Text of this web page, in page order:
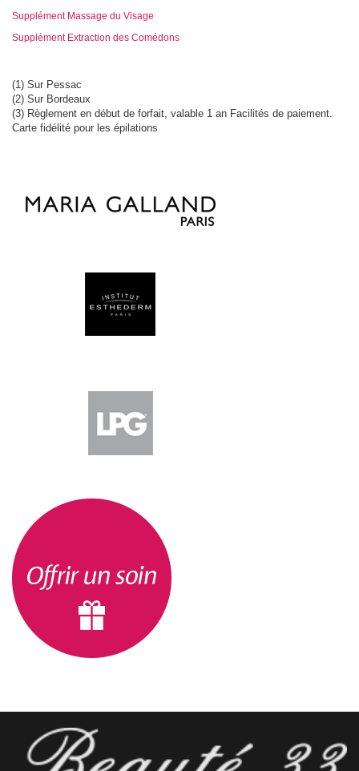
Supplément Massage du Visage
Supplément Extraction des Comédons
(1) Sur Pessac
(2) Sur Bordeaux
(3) Règlement en début de forfait, valable 1 an Facilités de paiement.
Carte fidélité pour les épilations